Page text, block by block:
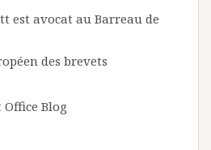
est avocat au Barreau de
des brevets
Blog